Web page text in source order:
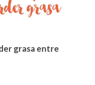
grasa entre